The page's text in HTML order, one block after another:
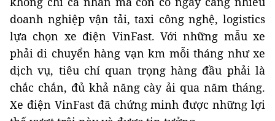
doanh nghiệp vận tải, taxi công nghệ, logistics
lựa chọn xe điện VinFast. Với những mẫu xe
phải di chuyển hàng vạn km mỗi tháng như xe
dịch vụ, tiêu chí quan trọng hàng đầu phải là
chắc chắn, đủ khả năng cày ải qua năm tháng.
Xe điện VinFast đã chứng minh được những lợi